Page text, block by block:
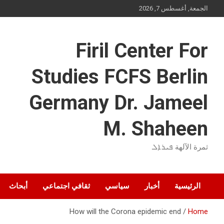
to
الجمعة, أغسطس 7, 2026
Firil Center For
Studies FCFS Berlin
Germany Dr. Jameel
M. Shaheen
ثمرة الآلهة ܦܝܪܐܠ
الرئيسية أخبار سياسي ثقافي اجتماعي أبحاث
Home
How will the Corona epidemic end